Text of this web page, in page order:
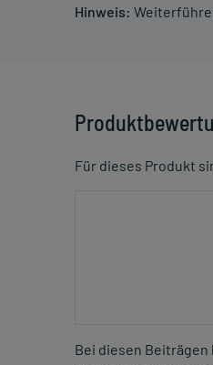
Hinweis:
Für dieses Produkt
Bei diesen